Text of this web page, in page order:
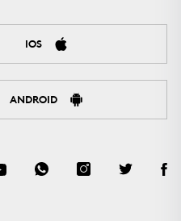
IOS
ANDROID